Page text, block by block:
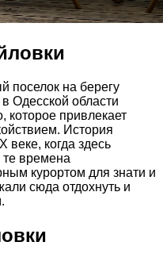
поселок на берегу
Одесской области
которое привлекает
История
веке, когда здесь
времена
курортом для знати и
сюда отдохнуть и